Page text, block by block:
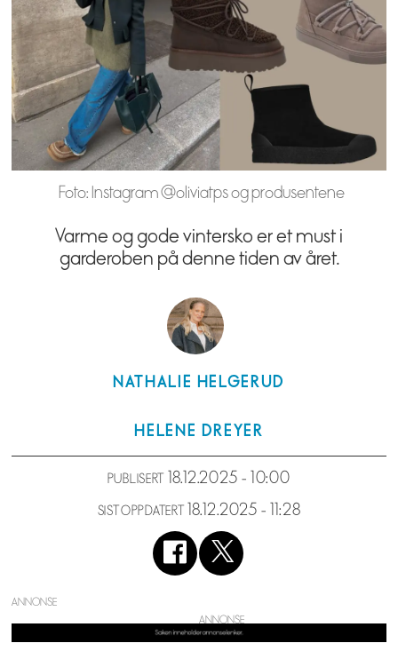
Foto: Instagram @oliviatps og produsentene
Varme og gode vintersko er et must i
garderoben på denne tiden av året.
NATHALIE HELGERUD
HELENE DREYER
PUBLISERT 18.12.2025 - 10:00
SIST OPPDATERT 18.12.2025 - 11:28
ANNONSE